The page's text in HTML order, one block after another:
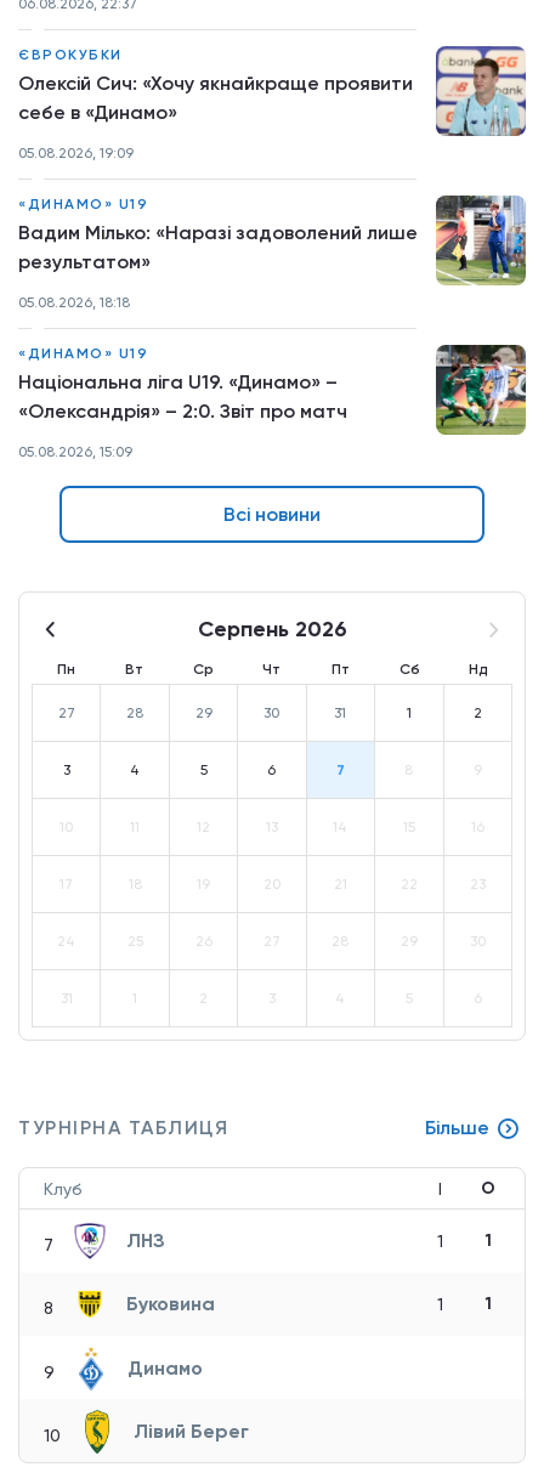
06.08.2026, 22:37
ЄВРОКУБКИ
Олексій Сич: «Хочу якнайкраще проявити
себе в «Динамо»
05.08.2026, 19:09
«ДИНАМО» U19
Вадим Мілько: «Наразі задоволений лише
результатом»
05.08.2026, 18:18
«ДИНАМО» U19
Національна ліга U19. «Динамо» –
«Олександрія» – 2:0. Звіт про матч
05.08.2026, 15:09
Всі новини
Серпень 2026
Пн Вт Ср Чт Пт Сб Нд
27 28 29 30 31 1 2
3 4 5 6 7 8 9
10 11 12 13 14 15 16
17 18 19 20 21 22 23
24 25 26 27 28 29 30
31 1 2 3 4 5 6
ТУРНІРНА ТАБЛИЦЯ Більше
Клуб І О
7 ЛНЗ 1 1
8 Буковина 1 1
9 Динамо
10 Лівий Берег